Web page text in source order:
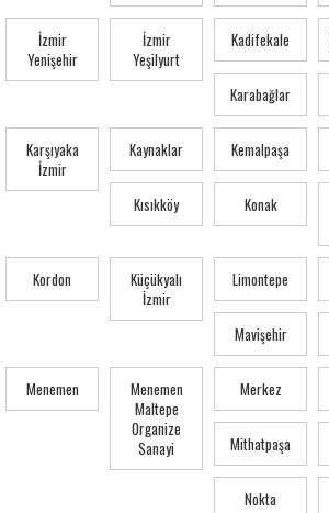
İzmir
Yenişehir
İzmir
Yeşilyurt
Kadifekale
Karabağlar
Karşıyaka
İzmir
Kaynaklar Kemalpaşa
Kısıkköy Konak
Kordon
Küçükyalı
İzmir
Limontepe
Mavişehir
Menemen
Menemen
Maltepe
Organize
Sanayi
Merkez
Mithatpaşa
Nokta